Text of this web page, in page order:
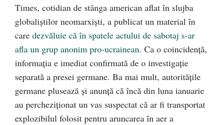
Times, cotidian de stânga american aflat în slujba
globaliștilor neomarxiști, a publicat un material în
care dezvăluie că în spatele actului de sabotaj s-ar
afla un grup anonim pro-ucrainean. Ca o coincidență,
informația e imediat confirmată de o investigație
separată a presei germane. Ba mai mult, autoritățile
germane plusează și anunță că încă din luna ianuarie
au percheziționat un vas suspectat că ar fi transportat
explozibilul folosit pentru aruncarea în aer a